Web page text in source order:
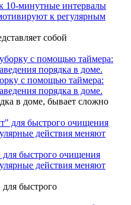
10-минутные интервалы
к регулярным
собой
с помощью таймера:
порядка в доме.
в доме, бывает сложно
быстрого очищения
действия меняют
быстрого